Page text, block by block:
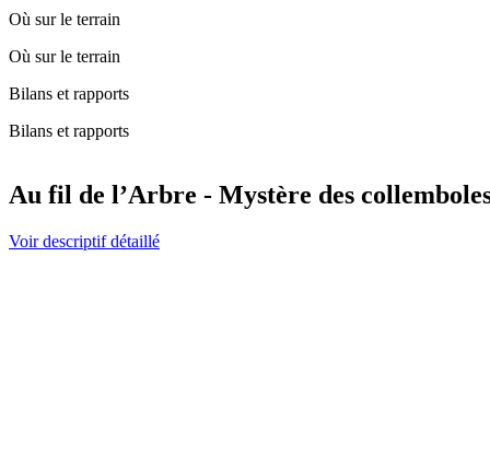
Où sur le terrain
Où sur le terrain
Bilans et rapports
Bilans et rapports
Au fil de l’Arbre - Mystère des
Voir descriptif détaillé